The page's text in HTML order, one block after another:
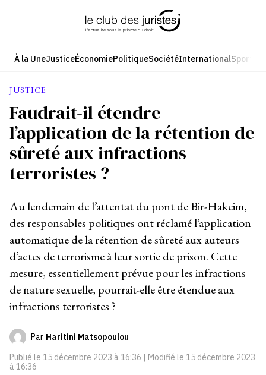
À la UneJusticeÉconomiePolitiqueSociétéInternationalSport
JUSTICE
Faudrait-il étendre
l’application de la rétention de
sûreté aux infractions
terroristes ?
Au lendemain de l’attentat du pont de Bir-Hakeim,
des responsables politiques ont réclamé l’application
automatique de la rétention de sûreté aux auteurs
d’actes de terrorisme à leur sortie de prison. Cette
mesure, essentiellement prévue pour les infractions
de nature sexuelle, pourrait-elle être étendue aux
infractions terroristes ?
Par Haritini Matsopoulou
Publié le 15 décembre 2023 à 16:36 | Modifié le 15 décembre 2023
à 16:36